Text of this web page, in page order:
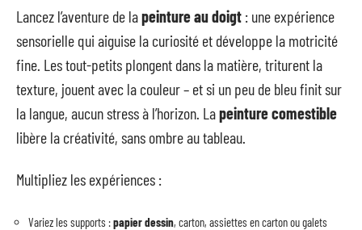
Lancez l’aventure de lapeinture au doigt : une expérience
sensorielle qui aiguise la curiosité et développe la motricité
fine. Les tout-petits plongent dans la matière, triturent la
texture, jouent avec la couleur – et si un peu de bleu finit sur
la langue, aucun stress à l’horizon. Lapeinture comestible
libère la créativité, sans ombre au tableau.
Multipliez les expériences :
Variez les supports :papier dessin, carton, assiettes en carton ou galets